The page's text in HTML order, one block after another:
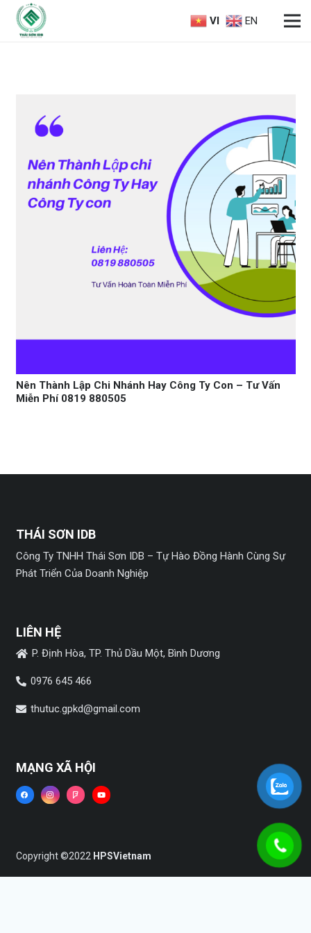
VI EN
Nên Thành Lập Chi Nhánh Hay Công Ty Con – Tư Vấn
Miễn Phí 0819 880505
THÁI SƠN IDB
Công Ty TNHH Thái Sơn IDB – Tự Hào Đồng Hành Cùng Sự
Phát Triển Của Doanh Nghiệp
LIÊN HỆ
P. Định Hòa, TP. Thủ Dầu Một, Bình Dương
0976 645 466
thutuc.gpkd@gmail.com
MẠNG XÃ HỘI
Copyright ©2022 HPSVietnam